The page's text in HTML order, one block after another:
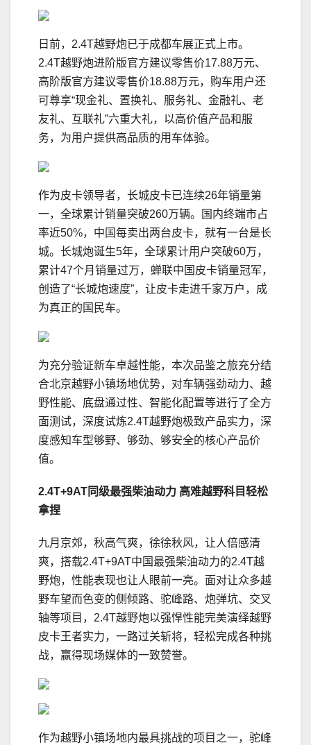
日前，2.4T越野炮已于成都车展正式上市。
2.4T越野炮进阶版官方建议零售价17.88万元、
高阶版官方建议零售价18.88万元，购车用户还
可尊享“现金礼、置换礼、服务礼、金融礼、老
友礼、互联礼”六重大礼，以高价值产品和服
务，为用户提供高品质的用车体验。
作为皮卡领导者，长城皮卡已连续26年销量第
一，全球累计销量突破260万辆。国内终端市占
率近50%，中国每卖出两台皮卡，就有一台是长
城。长城炮诞生5年，全球累计用户突破60万，
累计47个月销量过万，蝉联中国皮卡销量冠军，
创造了“长城炮速度”，让皮卡走进千家万户，成
为真正的国民车。
为充分验证新车卓越性能，本次品鉴之旅充分结
合北京越野小镇场地优势，对车辆强劲动力、越
野性能、底盘通过性、智能化配置等进行了全方
面测试，深度试炼2.4T越野炮极致产品实力，深
度感知车型够野、够劲、够安全的核心产品价
值。
2.4T+9AT同级最强柴油动力 高难越野科 目轻松
拿捏
九月京郊，秋高气爽，徐徐秋风，让人倍感清
爽，搭载2.4T+9AT中国最强柴油动力的2.4T越
野炮，性能表现也让人眼前一亮。面对让众多越
野车望而色变的侧倾路、驼峰路、炮弹坑、交叉
轴等项目，2.4T越野炮以强悍性能完美演绎越野
皮卡王者实力，一路过关斩将，轻松完成各种挑
战，赢得现场媒体的一致赞誉。
作为越野小镇场地内最具挑战的项目之一，驼峰